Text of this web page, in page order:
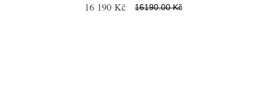
16 190 Kč 16190.00 Kč